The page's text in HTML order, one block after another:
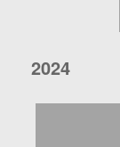
2024